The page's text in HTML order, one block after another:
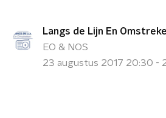
Langs de Lijn En
EO & NOS
23 augustus 2017 20:30 -